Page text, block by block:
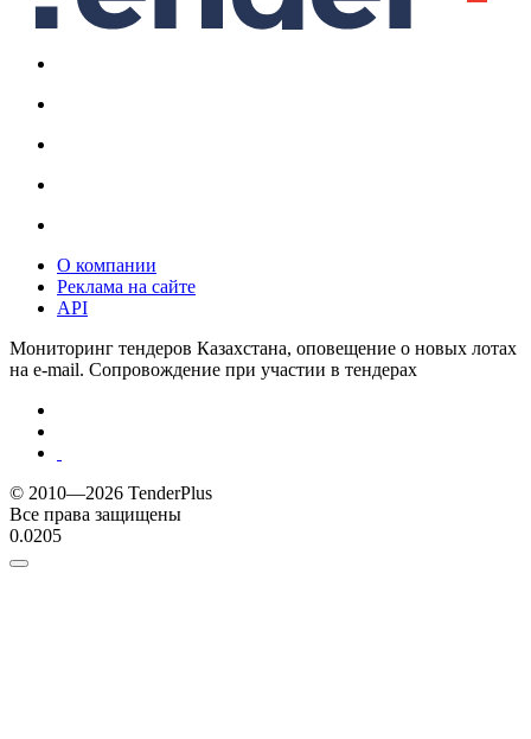
О компании
Реклама на сайте
API
Мониторинг тендеров Казахстана, оповещение о новых лотах
на e-mail. Сопровождение при участии в тендерах
© 2010—2026 TenderPlus
Все права защищены
0.0205